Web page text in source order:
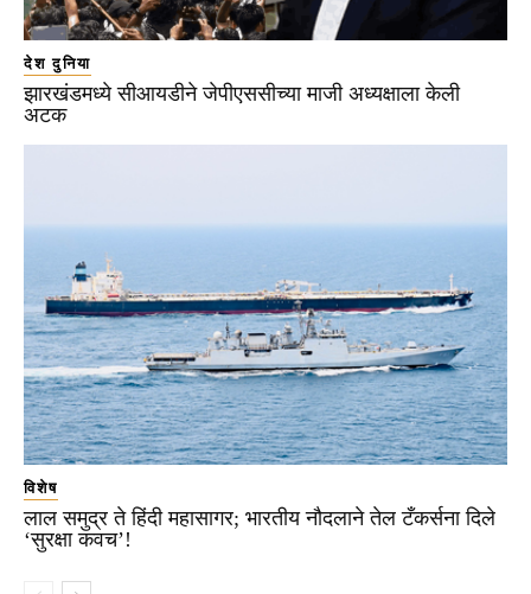
देश दुनिया
झारखंडमध्ये सीआयडीने जेपीएससीच्या माजी अध्यक्षाला केली
अटक
विशेष
लाल समुद्र ते हिंदी महासागर; भारतीय नौदलाने तेल टँकर्सना दिले
‘सुरक्षा कवच’!